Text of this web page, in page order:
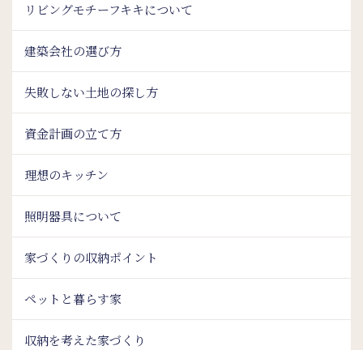
リビングモチーフキキについて
建築会社の選び方
失敗しない土地の探し方
資金計画の立て方
理想のキッチン
照明器具について
家づくりの収納ポイント
ペットと暮らす家
収納を考えた家づくり